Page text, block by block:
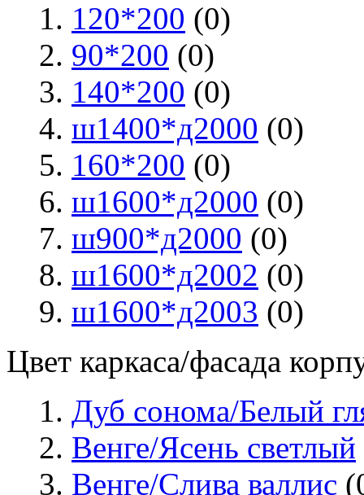
120*200 (0)
90*200 (0)
140*200 (0)
ш1400*д2000 (0)
160*200 (0)
ш1600*д2000 (0)
ш900*д2000 (0)
ш1600*д2002 (0)
ш1600*д2003 (0)
Цвет каркаса/фасада
Дуб сонома/Белый
Венге/Ясень светлый
Венге/Слива валлис